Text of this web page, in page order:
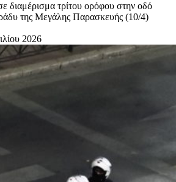
διαμέρισμα τρίτου ορόφου στην οδό
της Μεγάλης Παρασκευής (10/4)
2026